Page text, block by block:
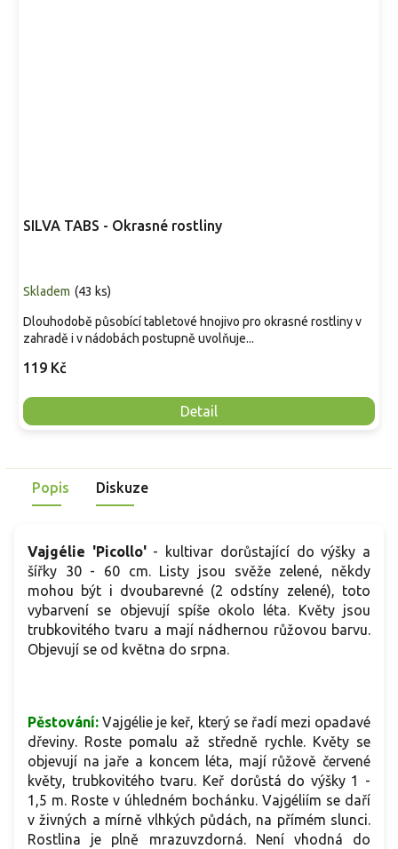
SILVA TABS - Okrasné rostliny
Skladem (43 ks)
119 Kč
Detail
Dlouhodobě působící tabletové hnojivo pro okrasné rostliny v
zahradě i v nádobách postupně uvolňuje...
Popis Diskuze
Vajgélie 'Picollo'- kultivar dorůstající do výšky a
šířky 30 - 60 cm. Listy jsou svěže zelené, někdy
mohou být i dvoubarevné (2 odstíny zelené), toto
vybarvení se objevují spíše okolo léta. Květy jsou
trubkovitého tvaru a mají nádhernou růžovou barvu.
Objevují se od května do srpna.
Pěstování: Vajgélie je keř, který se řadí mezi opadavé
dřeviny. Roste pomalu až středně rychle. Květy se
objevují na jaře a koncem léta, mají růžově červené
květy, trubkovitého tvaru. Keř dorůstá do výšky 1 -
1,5 m. Roste v úhledném bochánku. Vajgéliím se daří
v živných a mírně vlhkých půdách, na přímém slunci.
Rostlina je plně mrazuvzdorná. Není vhodná do